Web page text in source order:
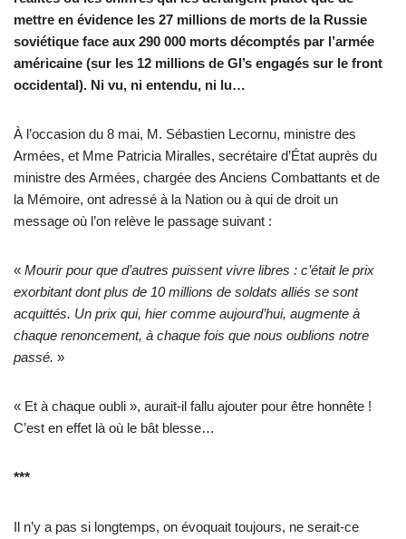
mettre en évidence les 27 millions de morts de la Russie
soviétique face aux 290 000 morts décomptés par l’armée
américaine (sur les 12 millions de GI’s engagés sur le front
occidental). Ni vu, ni entendu, ni lu…
À l’occasion du 8 mai, M. Sébastien Lecornu, ministre des
Armées, et Mme Patricia Miralles, secrétaire d’État auprès du
ministre des Armées, chargée des Anciens Combattants et de
la Mémoire, ont adressé à la Nation ou à qui de droit un
message où l’on relève le passage suivant :
« Mourir pour que d’autres puissent vivre libres : c’était le prix
exorbitant dont plus de 10 millions de soldats alliés se sont
acquittés. Un prix qui, hier comme aujourd’hui, augmente à
chaque renoncement, à chaque fois que nous oublions notre
passé. »
« Et à chaque oubli », aurait-il fallu ajouter pour être honnête !
C’est en effet là où le bât blesse…
***
Il n’y a pas si longtemps, on évoquait toujours, ne serait-ce